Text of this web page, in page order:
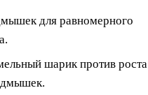
для равномерного
шарик против роста